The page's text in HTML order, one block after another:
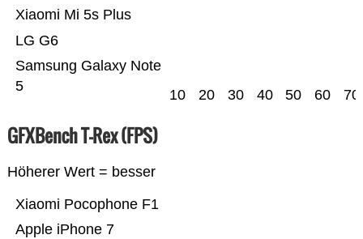
Samsung Galaxy Note
5
LG G6
Xiaomi Mi 5s Plus
10 20 30 40 50 60 70
GFXBench T-Rex (FPS)
Höherer Wert = besser
Apple iPhone 7
Xiaomi Pocophone F1